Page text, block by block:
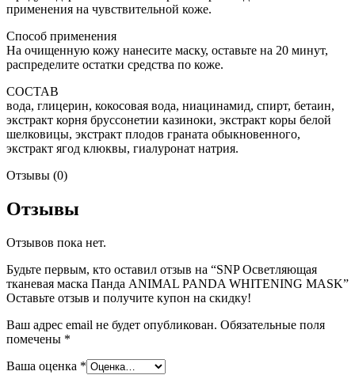
применения на чувствительной коже.
Способ применения
На очищенную кожу нанесите маску, оставьте на 20 минут,
распределите остатки средства по коже.
СОСТАВ
вода, глицерин, кокосовая вода, ниацинамид, спирт, бетаин,
экстракт корня бруссонетии казиноки, экстракт коры белой
шелковицы, экстракт плодов граната обыкновенного,
экстракт ягод клюквы, гиалуронат натрия.
Отзывы (0)
Отзывы
Отзывов пока нет.
Будьте первым, кто оставил отзыв на “SNP Осветляющая
тканевая маска Панда ANIMAL PANDA WHITENING MASK”
Оставьте отзыв и получите купон на скидку!
Ваш адрес email не будет опубликован. Обязательные поля
помечены *
Ваша оценка *